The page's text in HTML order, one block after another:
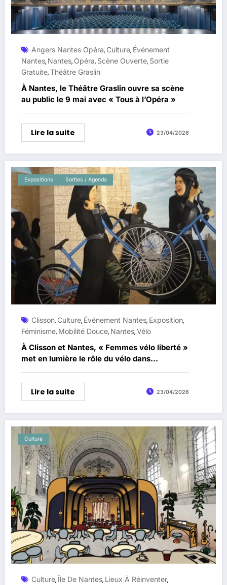
Angers Nantes Opéra, Culture, Événement
Nantes, Nantes, Opéra, Scène Ouverte, Sortie
Gratuite,Théâtre Graslin
À Nantes, le Théâtre Graslin ouvre sa scène
au public le 9 mai avec « Tous à l’Opéra »
Lire la suite 23/04/2026
Expositions Sorties / Agenda
Clisson, Culture, Événement Nantes, Exposition,
Féminisme, Mobilité Douce, Nantes,Vélo
À Clisson et Nantes, « Femmes vélo liberté »
met en lumière le rôle du vélo dans
l’émancipation des femmes
Lire la suite 23/04/2026
Culture
Culture,Île De Nantes, Lieux À Réinventer,